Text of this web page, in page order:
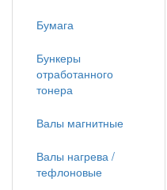
Бумага
Бункеры
отработанного
тонера
Валы магнитные
Валы нагрева /
тефлоновые